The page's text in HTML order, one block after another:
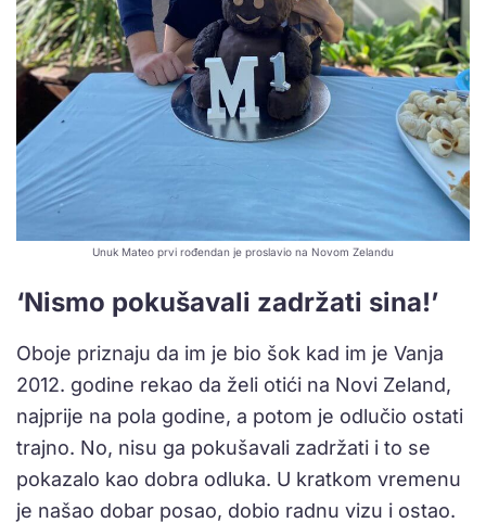
Unuk Mateo prvi rođendan je proslavio na Novom Zelandu
‘Nismo pokušavali zadržati sina!’
Oboje priznaju da im je bio šok kad im je Vanja
2012. godine rekao da želi otići na Novi Zeland,
najprije na pola godine, a potom je odlučio ostati
trajno. No, nisu ga pokušavali zadržati i to se
pokazalo kao dobra odluka. U kratkom vremenu
je našao dobar posao, dobio radnu vizu i ostao.